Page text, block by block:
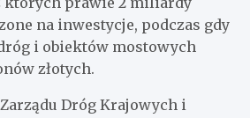
na inwestycje, podczas gdy
i obiektów mostowych
złotych.
Zarządu Dróg Krajowych i